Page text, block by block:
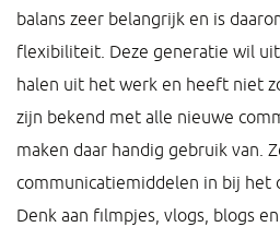
balans zeer belangrijk en is
flexibiliteit. Deze generatie wil
halen uit het werk en heeft niet
zijn bekend met alle nieuwe
maken daar handig gebruik van.
communicatiemiddelen in bij het
Denk aan filmpjes, vlogs, blogs